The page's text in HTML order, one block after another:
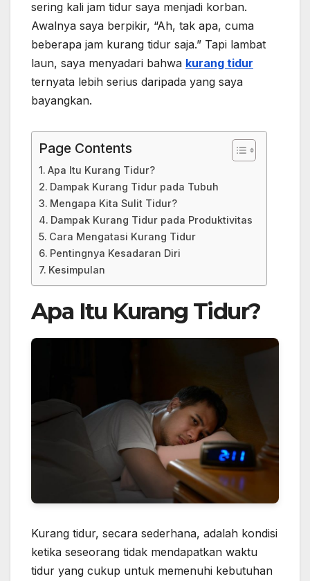
sering kali jam tidur saya menjadi korban.
Awalnya saya berpikir, “Ah, tak apa, cuma
beberapa jam kurang tidur saja.” Tapi lambat
laun, saya menyadari bahwa kurang tidur
ternyata lebih serius daripada yang saya
bayangkan.
Page Contents
Apa Itu Kurang Tidur?
Dampak Kurang Tidur pada Tubuh
Mengapa Kita Sulit Tidur?
Dampak Kurang Tidur pada Produktivitas
Cara Mengatasi Kurang Tidur
Pentingnya Kesadaran Diri
Kesimpulan
Apa Itu Kurang Tidur?
Kurang tidur, secara sederhana, adalah kondisi
ketika seseorang tidak mendapatkan waktu
tidur yang cukup untuk memenuhi kebutuhan